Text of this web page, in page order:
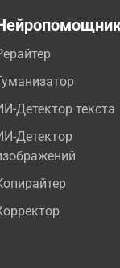
Детектор текста
Детектор